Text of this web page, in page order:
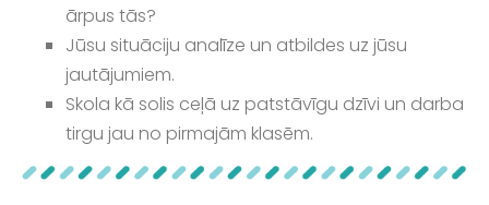
ārpus tās?
Jūsu situāciju analīze un atbildes uz jūsu
jautājumiem.
Skola kā solis ceļā uz patstāvīgu dzīvi un darba
tirgu jau no pirmajām klasēm.